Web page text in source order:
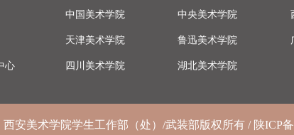
心
中国美术学院 中央美术学院
天津美术学院 鲁迅美术学院
四川美术学院 湖北美术学院
西安美术学院学生工作部（处）/武装部版权所有 / 陕ICP